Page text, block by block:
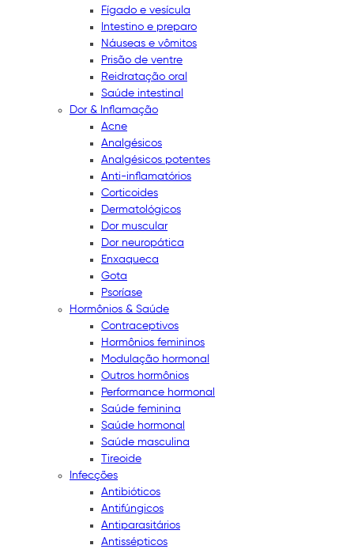
Fígado e vesícula
Intestino e preparo
Náuseas e vômitos
Prisão de ventre
Reidratação oral
Saúde intestinal
Dor & Inflamação
Acne
Analgésicos
Analgésicos potentes
Anti-inflamatórios
Corticoides
Dermatológicos
Dor muscular
Dor neuropática
Enxaqueca
Gota
Psoríase
Hormônios & Saúde
Contraceptivos
Hormônios femininos
Modulação hormonal
Outros hormônios
Performance hormonal
Saúde feminina
Saúde hormonal
Saúde masculina
Tireoide
Infecções
Antibióticos
Antifúngicos
Antiparasitários
Antissépticos